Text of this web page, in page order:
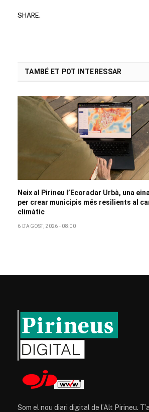
SHARE.
TAMBÉ ET POT INTERESSAR
Neix al Pirineu l’Ecoradar Urbà, una eina
per crear municipis més resilients al
climàtic
6 D'AGOST, 2026 - 08:00
Som el nou diari digital de l’Alt Pirineu.